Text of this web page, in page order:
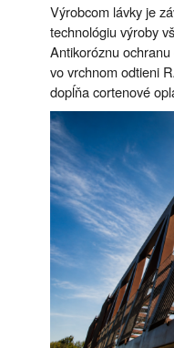
Výrobcom lávky je
technológiu výroby
Antikoróznu
vo vrchnom odtieni
dopĺňa cortenové